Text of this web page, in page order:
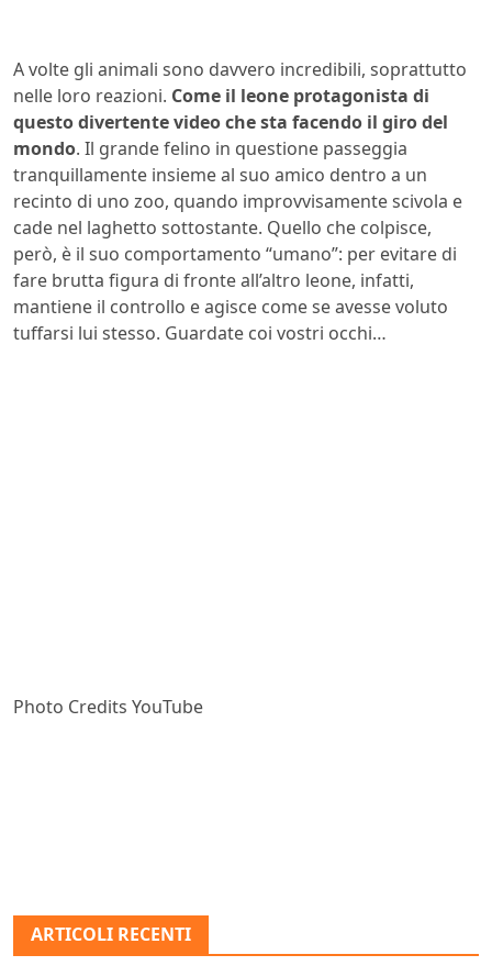
A volte gli animali sono davvero incredibili, soprattutto
nelle loro reazioni. Come il leone protagonista di
questo divertente video che sta facendo il giro del
mondo. Il grande felino in questione passeggia
tranquillamente insieme al suo amico dentro a un
recinto di uno zoo, quando improvvisamente scivola e
cade nel laghetto sottostante. Quello che colpisce,
però, è il suo comportamento “umano”: per evitare di
fare brutta figura di fronte all’altro leone, infatti,
mantiene il controllo e agisce come se avesse voluto
tuffarsi lui stesso. Guardate coi vostri occhi…
Photo Credits YouTube
ARTICOLI RECENTI